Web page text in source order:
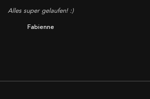
Alles super gelaufen! :)
Fabienne